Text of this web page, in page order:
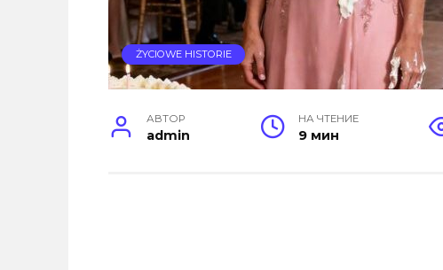
ŻYCIOWE HISTORIE
АВТОР
admin
НА ЧТЕНИЕ
9 мин